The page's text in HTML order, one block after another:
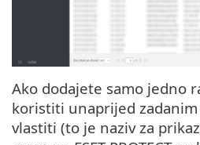
Ako dodajete samo jedno
koristiti unaprijed
vlastiti (to je naziv za